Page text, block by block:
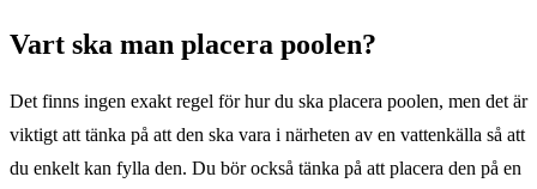
Vart ska man placera poolen?
Det finns ingen exakt regel för hur du ska placera poolen, men det är
viktigt att tänka på att den ska vara i närheten av en vattenkälla så att
du enkelt kan fylla den. Du bör också tänka på att placera den på en